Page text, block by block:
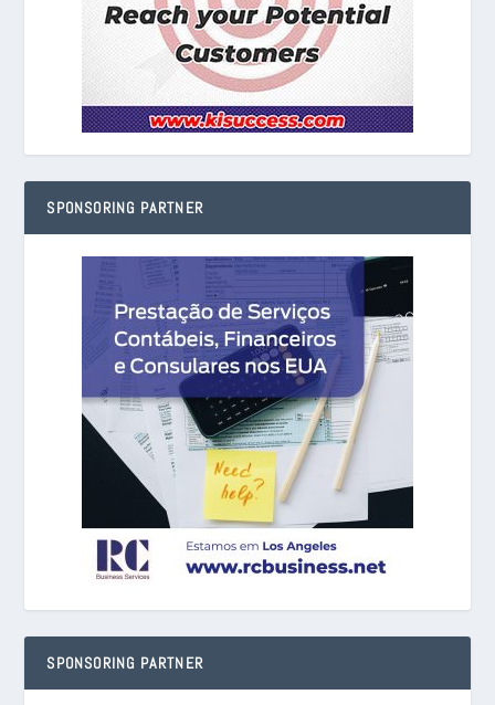
SPONSORING PARTNER
SPONSORING PARTNER